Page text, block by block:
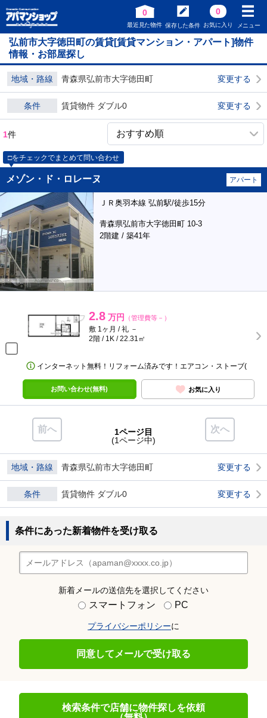
0
最近見た物件 保存した条件
0
お気に入り メニュー
弘前市大字徳田町の賃貸[賃貸マンション・アパート]物件
情報・お部屋探し
地域・路線 青森県弘前市大字徳田町 変更する
条件 賃貸物件 ダブル0 変更する
1件
□をチェックでまとめて問い合わせ
メゾン・ド・ロレーヌ アパート
ＪＲ奥羽本線 弘前駅/徒歩15分
青森県弘前市大字徳田町 10-3
2階建 / 築41年
2.8 万円 （管理費等－）
敷 1ヶ月 / 礼 －
2階 / 1K / 22.31㎡
インターネット無料！リフォーム済みです！エアコン・ストーブ(
お問い合わせ(無料) お気に入り
前へ 次へ
1ページ目
(1ページ中)
地域・路線 青森県弘前市大字徳田町 変更する
条件 賃貸物件 ダブル0 変更する
条件にあった新着物件を受け取る
新着メールの送信先を選択してください
スマートフォン PC
プライバシーポリシーに
同意してメールで受け取る
検索条件で店舗に物件探しを依頼